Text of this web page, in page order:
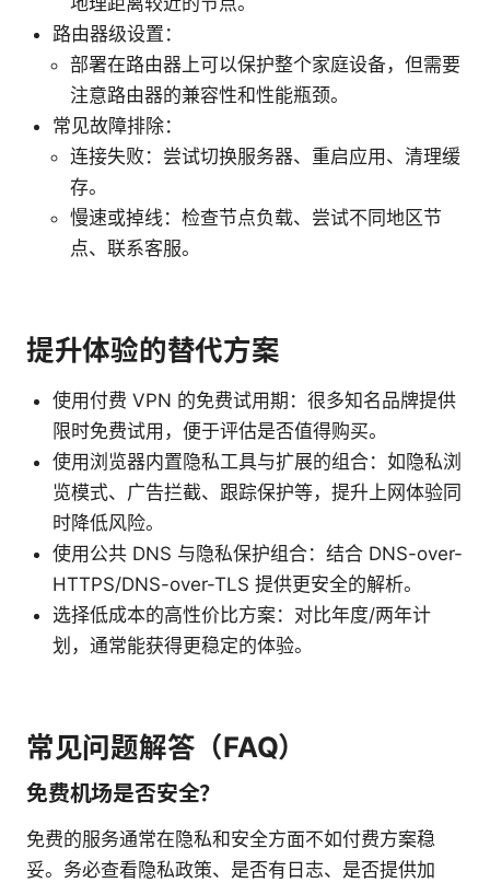
路由器级设置：
部署在路由器上可以保护整个家庭设备，但需要
注意路由器的兼容性和性能瓶颈。
常见故障排除：
连接失败：尝试切换服务器、重启应用、清理缓
存。
慢速或掉线：检查节点负载、尝试不同地区节
点、联系客服。
提升体验的替代方案
使用付费 VPN 的免费试用期：很多知名品牌提供
限时免费试用，便于评估是否值得购买。
使用浏览器内置隐私工具与扩展的组合：如隐私浏
览模式、广告拦截、跟踪保护等，提升上网体验同
时降低风险。
使用公共 DNS 与隐私保护组合：结合 DNS-over-
HTTPS/DNS-over-TLS 提供更安全的解析。
选择低成本的高性价比方案：对比年度/两年计
划，通常能获得更稳定的体验。
常见问题解答（FAQ）
免费机场是否安全？
免费的服务通常在隐私和安全方面不如付费方案稳
妥。务必查看隐私政策、是否有日志、是否提供加